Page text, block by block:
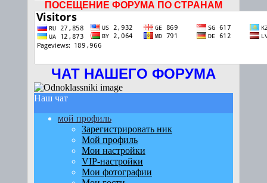
ПОСЕЩЕНИЕ ФОРУМА ПО СТРАНАМ
ЧАТ НАШЕГО ФОРУМА